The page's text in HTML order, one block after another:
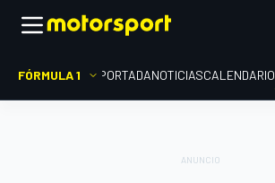
FÓRMULA 1 PORTADANOTICIASCALENDARIO